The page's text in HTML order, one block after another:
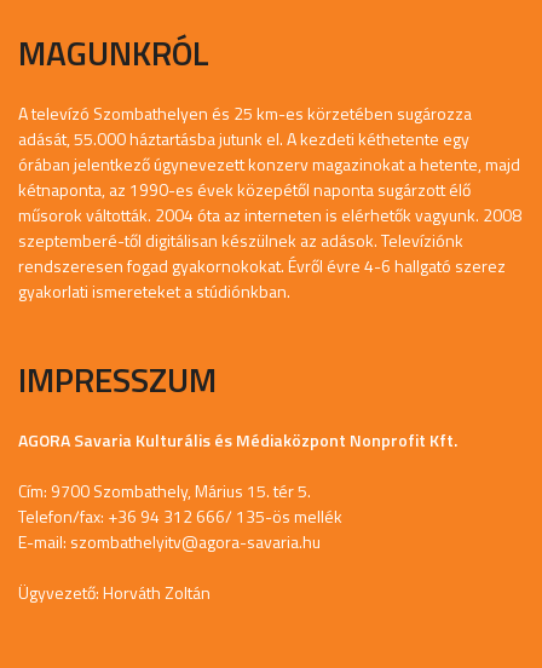
MAGUNKRÓL
A televízó Szombathelyen és 25 km-es körzetében sugározza
adását, 55.000 háztartásba jutunk el. A kezdeti kéthetente egy
órában jelentkező úgynevezett konzerv magazinokat a hetente, majd
kétnaponta, az 1990-es évek közepétől naponta sugárzott élő
műsorok váltották. 2004 óta az interneten is elérhetők vagyunk. 2008
szeptemberé-től digitálisan készülnek az adások. Televíziónk
rendszeresen fogad gyakornokokat. Évről évre 4-6 hallgató szerez
gyakorlati ismereteket a stúdiónkban.
IMPRESSZUM
AGORA Savaria Kulturális és Médiaközpont Nonprofit Kft.
Cím: 9700 Szombathely, Márius 15. tér 5.
Telefon/fax: +36 94 312 666/ 135-ös mellék
E-mail: szombathelyitv@agora-savaria.hu
Ügyvezető: Horváth Zoltán